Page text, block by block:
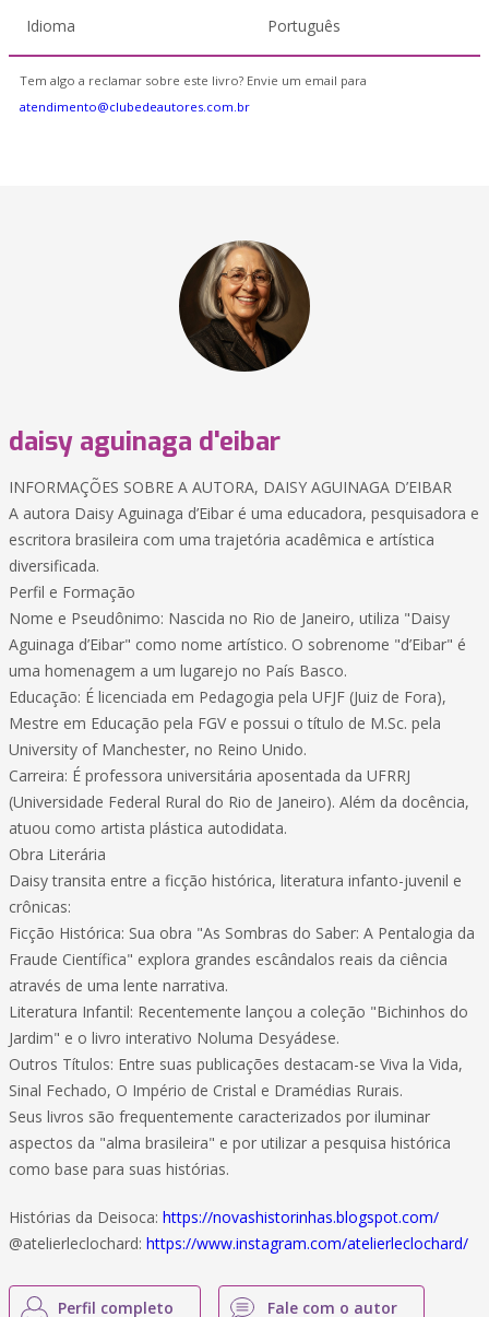
Idioma Português
Tem algo a reclamar sobre este livro? Envie um email para
atendimento@clubedeautores.com.br
daisy aguinaga d'eibar
INFORMAÇÕES SOBRE A AUTORA, DAISY AGUINAGA D’EIBAR
A autora Daisy Aguinaga d’Eibar é uma educadora, pesquisadora e
escritora brasileira com uma trajetória acadêmica e artística
diversificada.
Perfil e Formação
Nome e Pseudônimo: Nascida no Rio de Janeiro, utiliza "Daisy
Aguinaga d’Eibar" como nome artístico. O sobrenome "d’Eibar" é
uma homenagem a um lugarejo no País Basco.
Educação: É licenciada em Pedagogia pela UFJF (Juiz de Fora),
Mestre em Educação pela FGV e possui o título de M.Sc. pela
University of Manchester, no Reino Unido.
Carreira: É professora universitária aposentada da UFRRJ
(Universidade Federal Rural do Rio de Janeiro). Além da docência,
atuou como artista plástica autodidata.
Obra Literária
Daisy transita entre a ficção histórica, literatura infanto-juvenil e
crônicas:
Ficção Histórica: Sua obra "As Sombras do Saber: A Pentalogia da
Fraude Científica" explora grandes escândalos reais da ciência
através de uma lente narrativa.
Literatura Infantil: Recentemente lançou a coleção "Bichinhos do
Jardim" e o livro interativo Noluma Desyádese.
Outros Títulos: Entre suas publicações destacam-se Viva la Vida,
Sinal Fechado, O Império de Cristal e Dramédias Rurais.
Seus livros são frequentemente caracterizados por iluminar
aspectos da "alma brasileira" e por utilizar a pesquisa histórica
como base para suas histórias.
Histórias da Deisoca: https://novashistorinhas.blogspot.com/
@atelierleclochard: https://www.instagram.com/atelierleclochard/
Perfil completo Fale com o autor